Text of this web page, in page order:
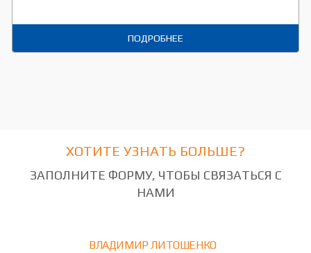
ПОДРОБНЕЕ
ХОТИТЕ УЗНАТЬ БОЛЬШЕ?
ЗАПОЛНИТЕ ФОРМУ, ЧТОБЫ СВЯЗАТЬСЯ С
НАМИ
ВЛАДИМИР ЛИТОШЕНКО